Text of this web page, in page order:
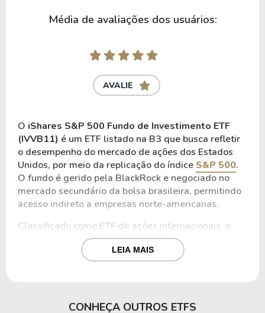
Média de avaliações dos usuários:
AVALIE
O iShares S&P 500 Fundo de Investimento ETF
(IVVB11) é um ETF listado na B3 que busca refletir
o desempenho do mercado de ações dos Estados
Unidos, por meio da replicação do índice S&P 500.
O fundo é gerido pela BlackRock e negociado no
mercado secundário da bolsa brasileira, permitindo
acesso indireto a empresas norte-americanas.
Classificado como ETF de ações internacionais, o
IVVB11 adota gestão passiva. A estratégia consiste
em investir majoritariamente em cotas de um ETF no
exterior que replica o S&P 500, buscando refletir o
LEIA MAIS
CONHEÇA OUTROS ETFS